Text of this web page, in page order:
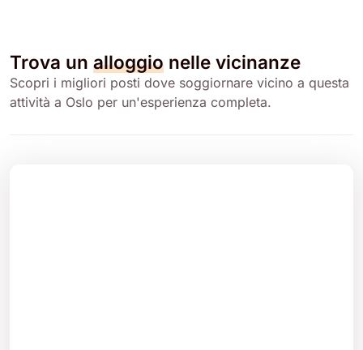
Trova un alloggio nelle vicinanze
Scopri i migliori posti dove soggiornare vicino a questa
attività a Oslo per un'esperienza completa.